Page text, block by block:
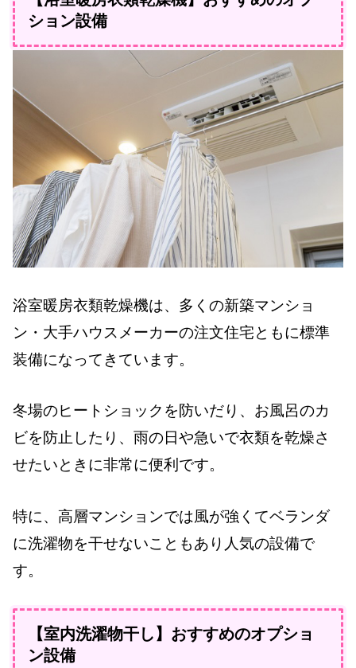
ション設備
浴室暖房衣類乾燥機は、多くの新築マンショ
ン・大手ハウスメーカーの注文住宅ともに標準
装備になってきています。
冬場のヒートショックを防いだり、お風呂のカ
ビを防止したり、雨の日や急いで衣類を乾燥さ
せたいときに非常に便利です。
特に、高層マンションでは風が強くてベランダ
に洗濯物を干せないこともあり人気の設備で
す。
【室内洗濯物干し】おすすめのオプショ
ン設備